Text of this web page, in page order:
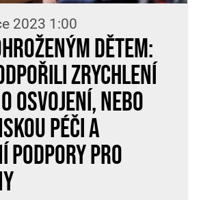
2023 1:00
dětem:
zrychlení
osvojení, nebo
péči a
podpory pro